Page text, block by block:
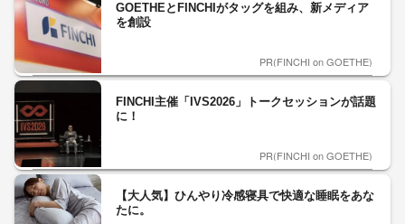
GOETHEとFINCHIがタッグを組み、新メディア
を創設
PR(FINCHI on GOETHE)
FINCHI主催「IVS2026」トークセッションが話題
に！
PR(FINCHI on GOETHE)
【大人気】ひんやり冷感寝具で快適な睡眠をあな
たに。